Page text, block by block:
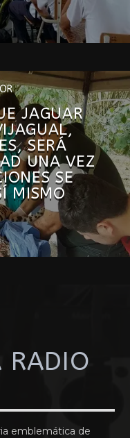
JAGUAR
SERÁ
UNA VEZ
SE
MISMO
RADIO
emblemática de